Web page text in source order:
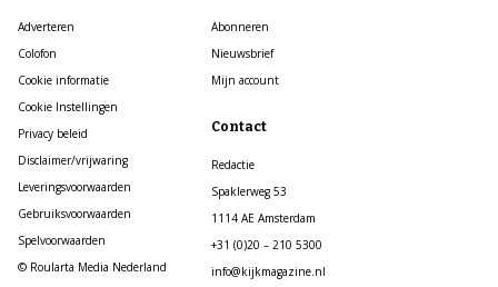
Adverteren
Colofon
Cookie informatie
Cookie Instellingen
Privacy beleid
Disclaimer/vrijwaring
Leveringsvoorwaarden
Gebruiksvoorwaarden
Spelvoorwaarden
© Roularta Media Nederland
Abonneren
Nieuwsbrief
Mijn account
Contact
Redactie
Spaklerweg 53
1114 AE Amsterdam
+31 (0)20 – 210 5300
info@kijkmagazine.nl